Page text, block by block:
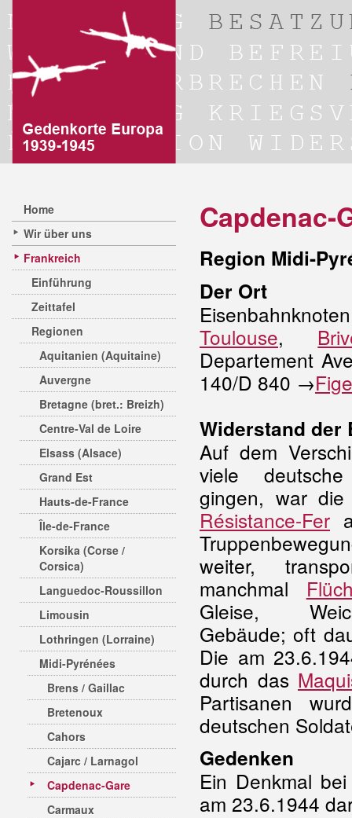
Home
Wir über uns
Frankreich
Einführung
Zeittafel
Regionen
Aquitanien (Aquitaine)
Auvergne
Bretagne (bret.: Breizh)
Centre-Val de Loire
Elsass (Alsace)
Grand Est
Hauts-de-France
Île-de-France
Korsika (Corse /
Corsica)
Languedoc-Roussillon
Limousin
Lothringen (Lorraine)
Midi-Pyrénées
Brens / Gaillac
Bretenoux
Cahors
Cajarc / Larnagol
Capdenac-Gare
Carmaux
Capdenac-
Region Midi-
Der Ort
Toulouse,
Departement
140/D 840 →
Widerstand der
Auf dem
viele deutsche
gingen, war die
Résistance-Fer
weiter,
manchmal
Gleise,
Gebäude; oft
Die am
durch das
Partisanen
deutschen
Gedenken
Ein Denkmal
am 23.6.1944